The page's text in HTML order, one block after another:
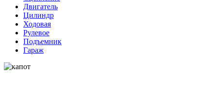
Двигатель
Цилиндр
Ходовая
Рулевое
Подъемник
Гараж